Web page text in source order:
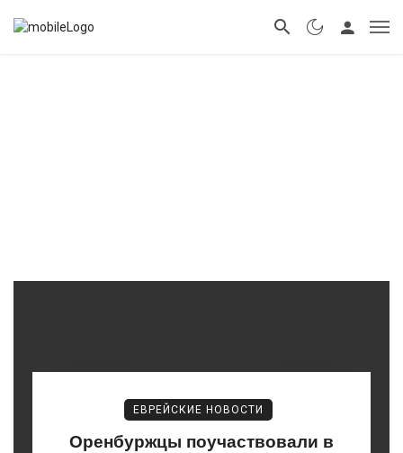
ЕВРЕЙСКИЕ НОВОСТИ
Оренбуржцы поучаствовали в